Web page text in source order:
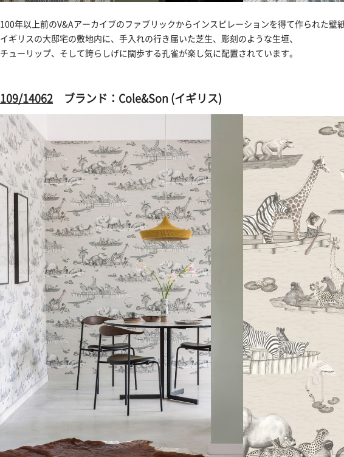
100年以上前のV&Aアーカイブのファブリックからインスピレーションを得て作られた壁紙
イギリスの大邸宅の敷地内に、手入れの行き届いた芝生、彫刻のような生垣、
チューリップ、そして誇らしげに闊歩する孔雀が楽し気に配置されています。
109/14062 ブランド：Cole&Son (イギリス)